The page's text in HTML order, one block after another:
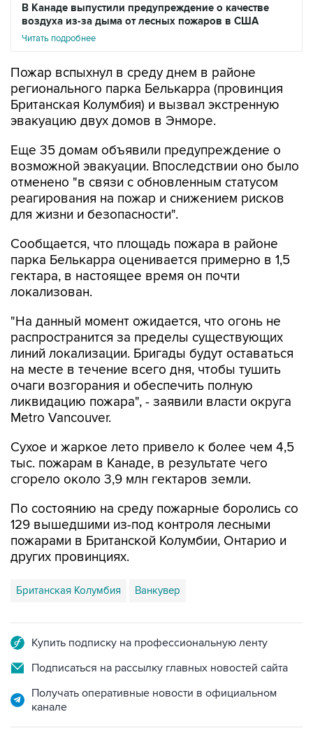
В Канаде выпустили предупреждение о качестве
воздуха из-за дыма от лесных пожаров в США
Читать подробнее
Пожар вспыхнул в среду днем в районе
регионального парка Белькарра (провинция
Британская Колумбия) и вызвал экстренную
эвакуацию двух домов в Энморе.
Еще 35 домам объявили предупреждение о
возможной эвакуации. Впоследствии оно было
отменено "в связи с обновленным статусом
реагирования на пожар и снижением рисков
для жизни и безопасности".
Сообщается, что площадь пожара в районе
парка Белькарра оценивается примерно в 1,5
гектара, в настоящее время он почти
локализован.
"На данный момент ожидается, что огонь не
распространится за пределы существующих
линий локализации. Бригады будут оставаться
на месте в течение всего дня, чтобы тушить
очаги возгорания и обеспечить полную
ликвидацию пожара", - заявили власти округа
Metro Vancouver.
Сухое и жаркое лето привело к более чем 4,5
тыс. пожарам в Канаде, в результате чего
сгорело около 3,9 млн гектаров земли.
По состоянию на среду пожарные боролись со
129 вышедшими из-под контроля лесными
пожарами в Британской Колумбии, Онтарио и
других провинциях.
Британская Колумбия Ванкувер
Купить подписку на профессиональную ленту
Подписаться на рассылку главных новостей сайта
Получать оперативные новости в официальном
канале